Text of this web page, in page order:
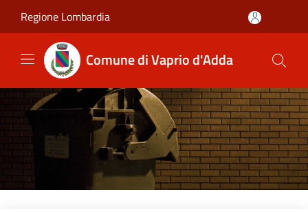
Regione Lombardia
Comune di Vaprio d'Adda